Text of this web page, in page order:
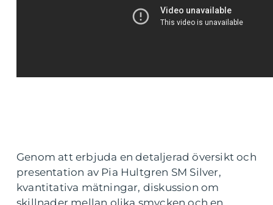
Genom att erbjuda en detaljerad översikt och
presentation av Pia Hultgren SM Silver,
kvantitativa mätningar, diskussion om